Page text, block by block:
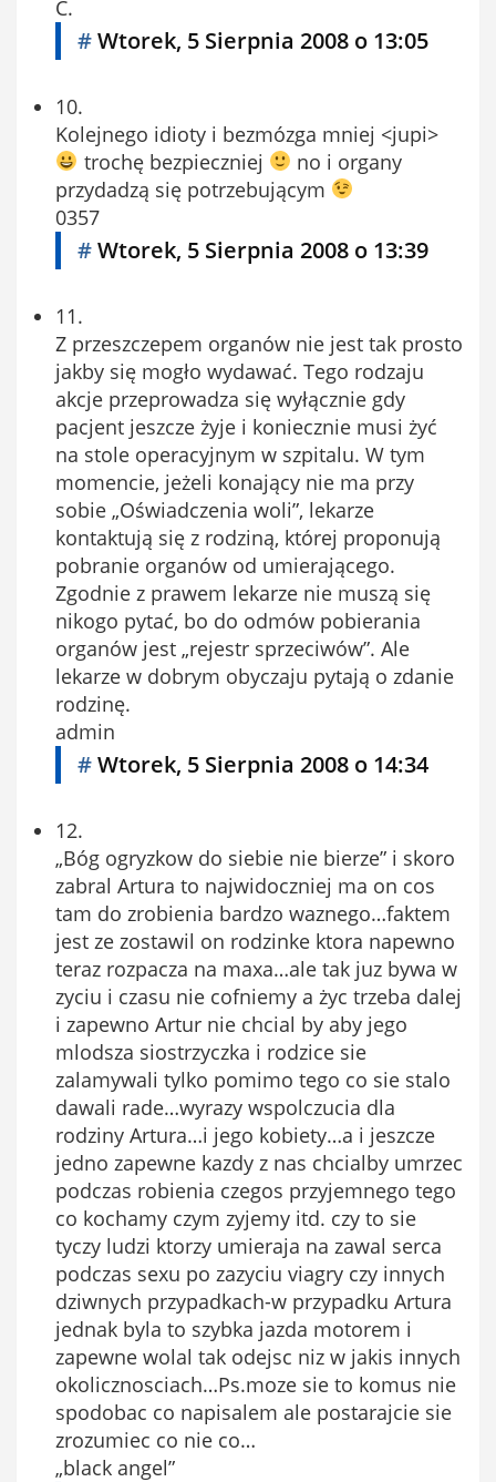
C.
#Wtorek, 5 Sierpnia 2008 o 13:05
10.
Kolejnego idioty i bezmózga mniej <jupi>
trochę bezpieczniej
no i organy
przydadzą się potrzebującym
0357
#Wtorek, 5 Sierpnia 2008 o 13:39
11.
Z przeszczepem organów nie jest tak prosto
jakby się mogło wydawać. Tego rodzaju
akcje przeprowadza się wyłącznie gdy
pacjent jeszcze żyje i koniecznie musi żyć
na stole operacyjnym w szpitalu. W tym
momencie, jeżeli konający nie ma przy
sobie „Oświadczenia woli”, lekarze
kontaktują się z rodziną, której proponują
pobranie organów od umierającego.
Zgodnie z prawem lekarze nie muszą się
nikogo pytać, bo do odmów pobierania
organów jest „rejestr sprzeciwów”. Ale
lekarze w dobrym obyczaju pytają o zdanie
rodzinę.
admin
#Wtorek, 5 Sierpnia 2008 o 14:34
12.
„Bóg ogryzkow do siebie nie bierze” i skoro
zabral Artura to najwidoczniej ma on cos
tam do zrobienia bardzo waznego…faktem
jest ze zostawil on rodzinke ktora napewno
teraz rozpacza na maxa…ale tak juz bywa w
zyciu i czasu nie cofniemy a życ trzeba dalej
i zapewno Artur nie chcial by aby jego
mlodsza siostrzyczka i rodzice sie
zalamywali tylko pomimo tego co sie stalo
dawali rade…wyrazy wspolczucia dla
rodziny Artura…i jego kobiety…a i jeszcze
jedno zapewne kazdy z nas chcialby umrzec
podczas robienia czegos przyjemnego tego
co kochamy czym zyjemy itd. czy to sie
tyczy ludzi ktorzy umieraja na zawal serca
podczas sexu po zazyciu viagry czy innych
dziwnych przypadkach-w przypadku Artura
jednak byla to szybka jazda motorem i
zapewne wolal tak odejsc niz w jakis innych
okolicznosciach…Ps.moze sie to komus nie
spodobac co napisalem ale postarajcie sie
zrozumiec co nie co…
„black angel”